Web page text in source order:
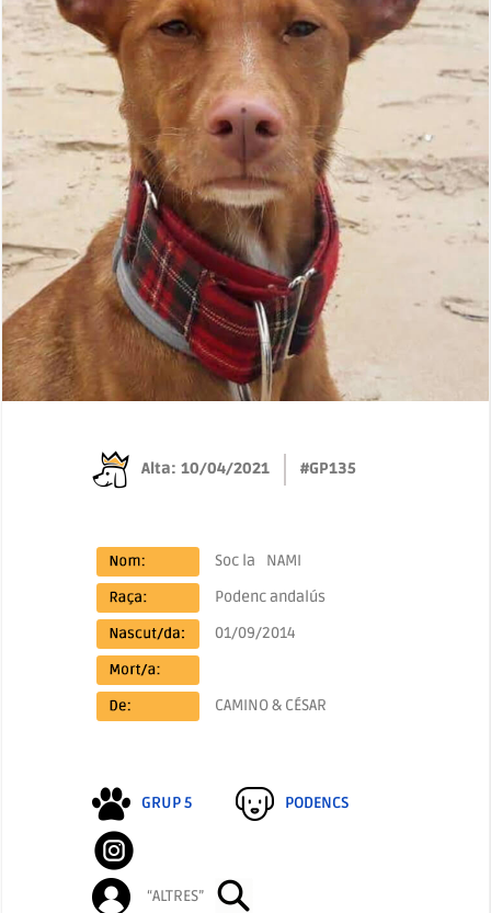
Alta: 10/04/2021 #GP135
Soc la
NAMI
Podenc andalús
01/09/2014
CAMINO & CÉSAR
GRUP 5 PODENCS
“ALTRES”